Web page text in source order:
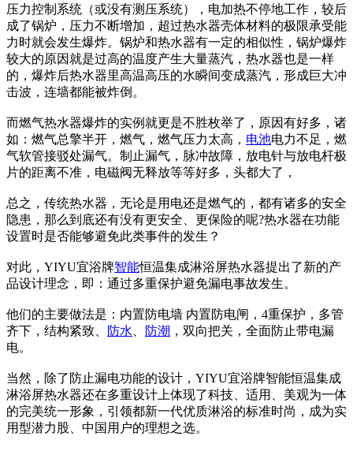
压力控制系统（或没有测压系统），电加热不停地工作，较后
成了锅炉，压力不断增加，超过热水器壳体材料的极限承受能
力时就会发生爆炸。锅炉和热水器有一定的相似性，锅炉爆炸
较大的原因就是过高的温度产生大量蒸汽，热水器也是一样
的，爆炸后热水器里高温高压的水瞬间变成蒸汽，形成巨大冲
击波，连墙都能被炸倒。
而燃气热水器爆炸的实例就更是不胜枚举了，原因有好多，诸
如：燃气总擎半开，燃气，燃气压力太高， 电池电力不足，燃
气软管接驳处漏气。制止漏气，脉冲故障，放电针与放电杆极
片的距离不准，电磁阀无释放等等好多，头都大了，
总之，传统热水器，无论是用电还是燃气的，都有诸多的安全
隐患，那么到底还有没有更安全、更保险的呢?热水器在功能
设置时是否能够避免此类事件的发生？
对此，YIYU宜浴牌智能恒温集成淋浴屏热水器提出了新的产
品设计理念，即：通过多重保护避免漏电事故发生。
他们的主要做法是：内置防电墙 内置防电闸，4重保护，多管
齐下，结构紧致、
防水 防潮 ，双向把关，全面防止带电漏
电。
当然，除了防止漏电功能的设计，YIYU宜浴牌智能恒温集成
淋浴屏热水器还在多重设计上体现了科技、适用、美观为一体
的完美统一形象，引领都新一代优质淋浴的标准时尚，成为实
用型潜力股、中国用户的理想之选。